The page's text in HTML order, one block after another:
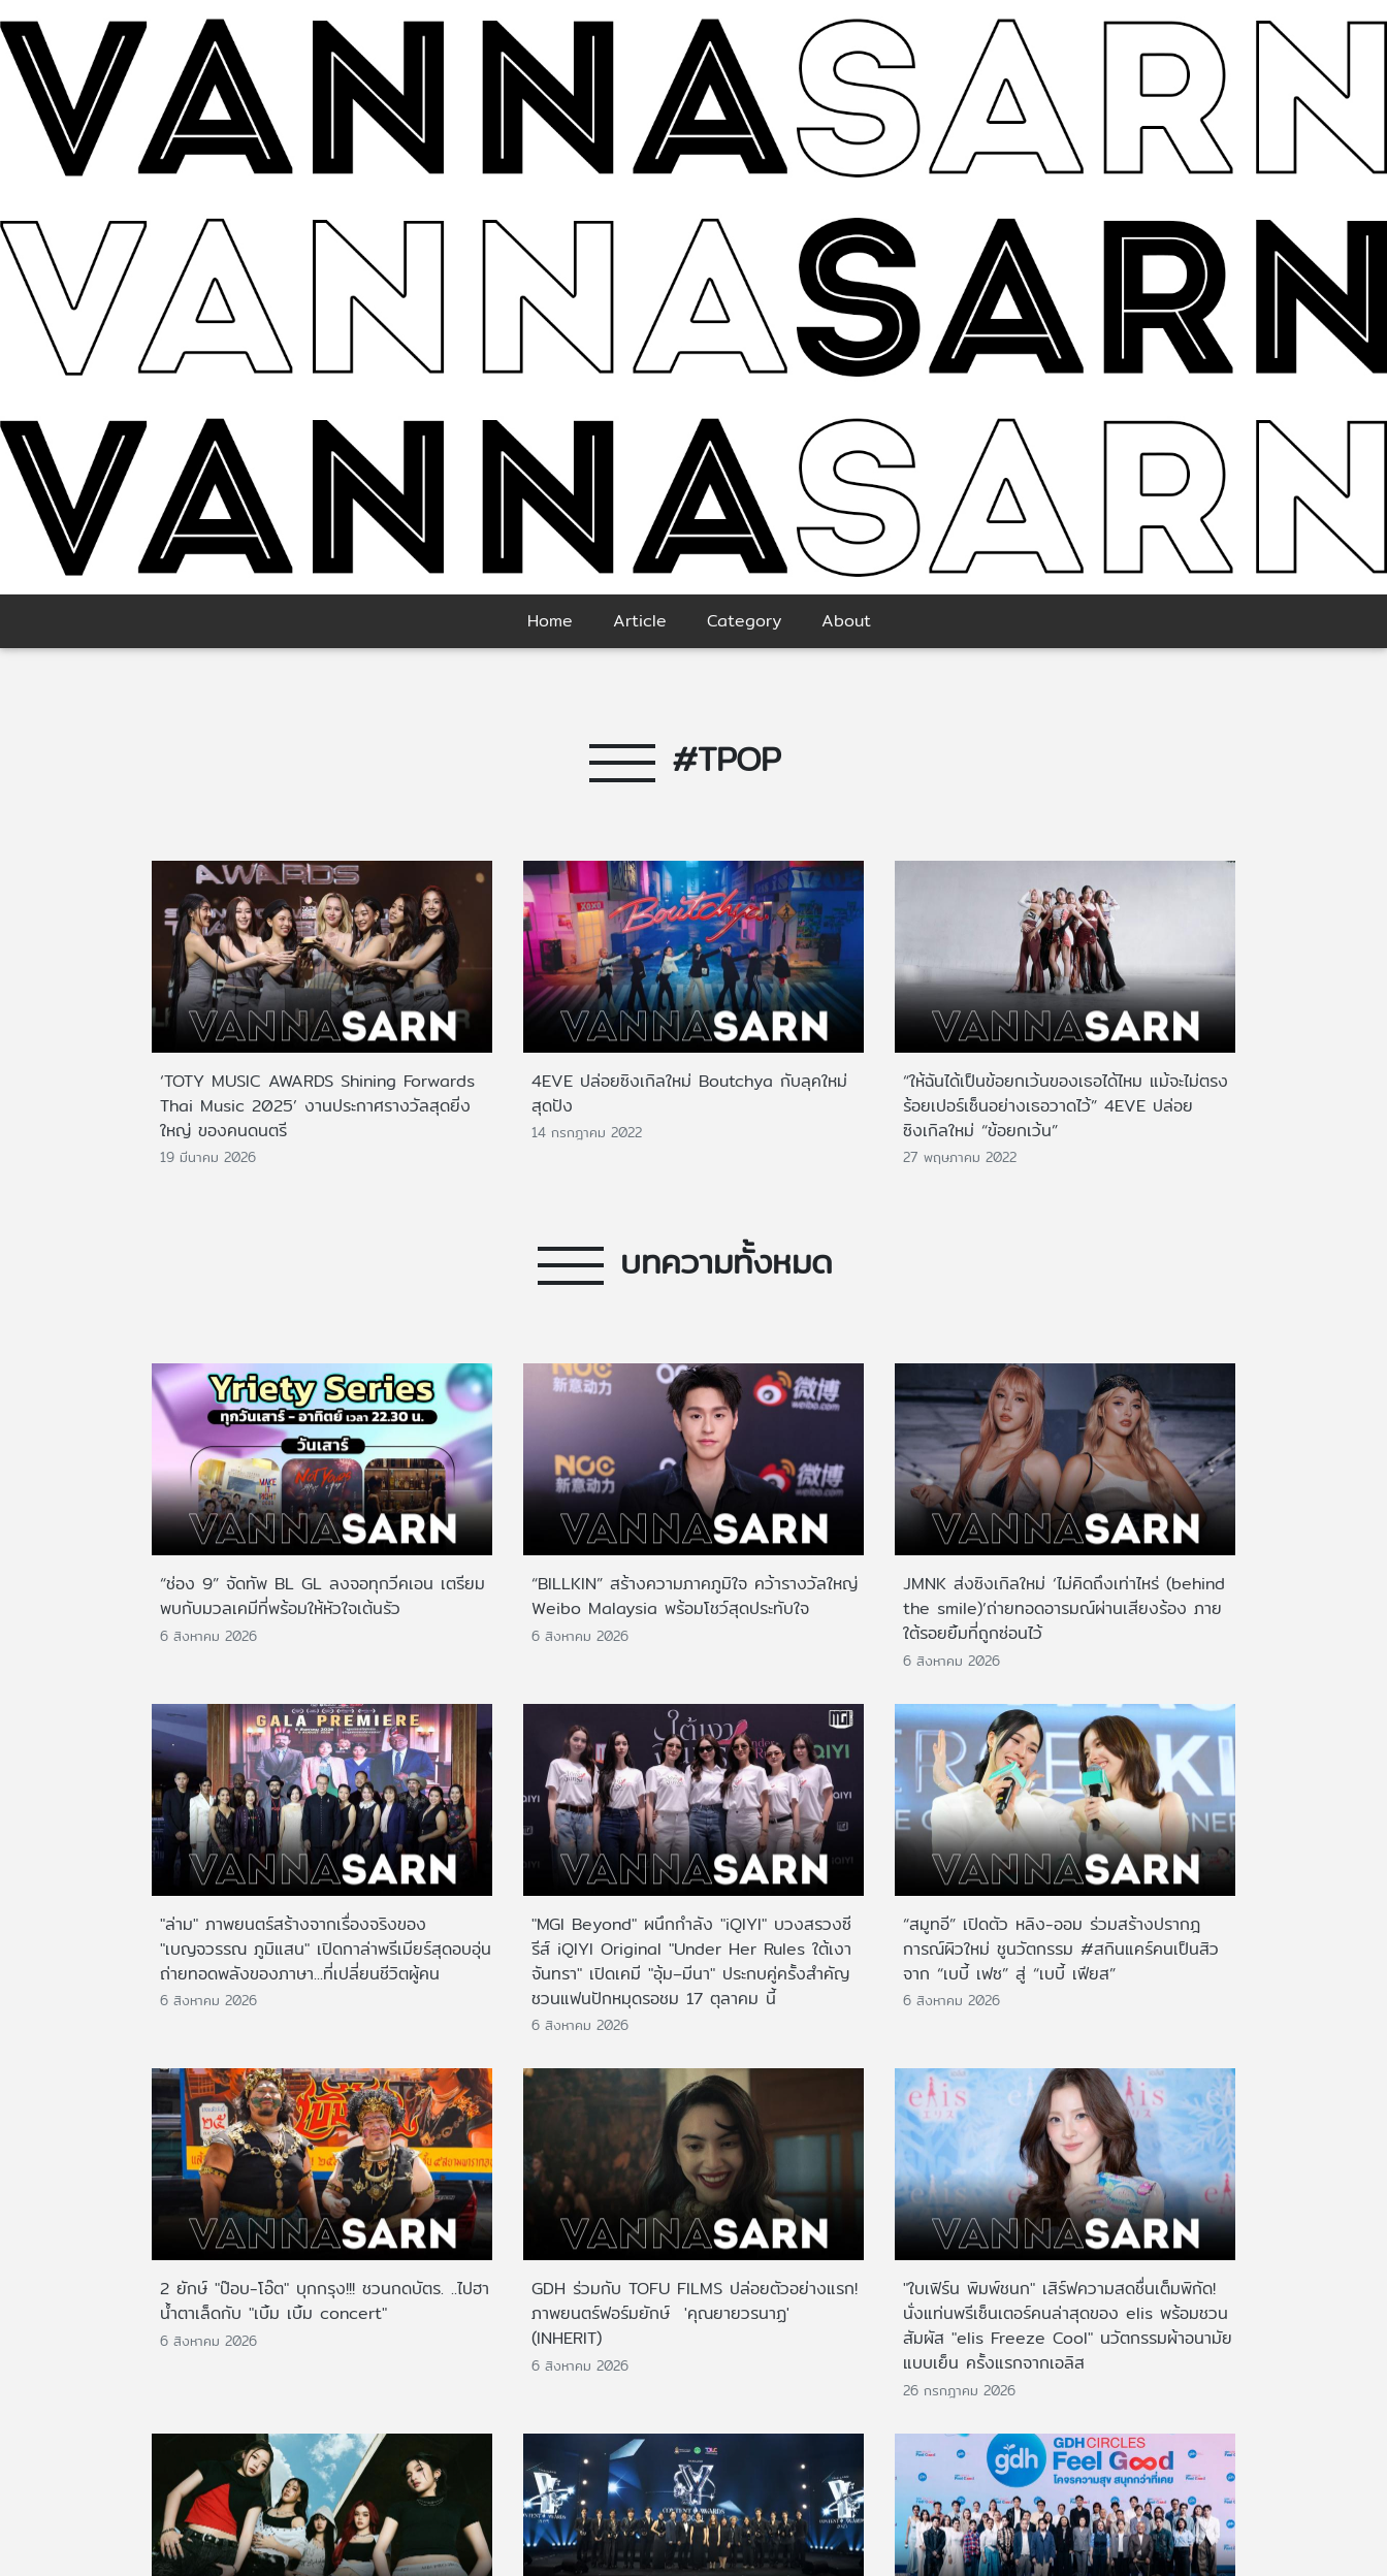
Home Article Category About
#TPOP
‘TOTY MUSIC AWARDS Shining Forwards
Thai Music 2025’ งานประกาศรางวัลสุดยิ่ง
ใหญ่ ของคนดนตรี
19 มีนาคม 2026
4EVE ปล่อยซิงเกิลใหม่ Boutchya กับลุคใหม่
สุดปัง
14 กรกฎาคม 2022
“ให้ฉันได้เป็นข้อยกเว้นของเธอได้ไหม แม้จะไม่ตรง
ร้อยเปอร์เซ็นอย่างเธอวาดไว้” 4EVE ปล่อย
ซิงเกิลใหม่ “ข้อยกเว้น”
27 พฤษภาคม 2022
บทความทั้งหมด
“ช่อง 9” จัดทัพ BL GL ลงจอทุกวีคเอน เตรียม
พบกับมวลเคมีที่พร้อมให้หัวใจเต้นรัว
6 สิงหาคม 2026
“BILLKIN” สร้างความภาคภูมิใจ คว้ารางวัลใหญ่
Weibo Malaysia พร้อมโชว์สุดประทับใจ
6 สิงหาคม 2026
JMNK ส่งซิงเกิลใหม่ ‘ไม่คิดถึงเท่าไหร่ (behind
the smile)’ถ่ายทอดอารมณ์ผ่านเสียงร้อง ภาย
ใต้รอยยิ้มที่ถูกซ่อนไว้
6 สิงหาคม 2026
"ล่าม" ภาพยนตร์สร้างจากเรื่องจริงของ
"เบญจวรรณ ภูมิแสน" เปิดกาล่าพรีเมียร์สุดอบอุ่น
ถ่ายทอดพลังของภาษา...ที่เปลี่ยนชีวิตผู้คน
6 สิงหาคม 2026
"MGI Beyond" ผนึกกำลัง "iQIYI" บวงสรวงซี
รีส์ iQIYI Original "Under Her Rules ใต้เงา
จันทรา" เปิดเคมี "อุ้ม–มีนา" ประกบคู่ครั้งสำคัญ
ชวนแฟนปักหมุดรอชม 17 ตุลาคม นี้
6 สิงหาคม 2026
“สมูทอี” เปิดตัว หลิง-ออม ร่วมสร้างปรากฎ
การณ์ผิวใหม่ ชูนวัตกรรม #สกินแคร์คนเป็นสิว
จาก “เบบี้ เฟซ” สู่ “เบบี้ เฟียส”
6 สิงหาคม 2026
2 ยักษ์ "ป๊อบ-โอ๊ต" บุกกรุง!!! ชวนกดบัตร. ..ไปฮา
น้ำตาเล็ดกับ "เบิ้ม เบิ้ม concert"
6 สิงหาคม 2026
GDH ร่วมกับ TOFU FILMS ปล่อยตัวอย่างแรก!
ภาพยนตร์ฟอร์มยักษ์ 'คุณยายวรนาฏ'
(INHERIT)
6 สิงหาคม 2026
"ใบเฟิร์น พิมพ์ชนก" เสิร์ฟความสดชื่นเต็มพิกัด!
นั่งแท่นพรีเซ็นเตอร์คนล่าสุดของ elis พร้อมชวน
สัมผัส "elis Freeze Cool" นวัตกรรมผ้าอนามัย
แบบเย็น ครั้งแรกจากเอลิส
26 กรกฎาคม 2026